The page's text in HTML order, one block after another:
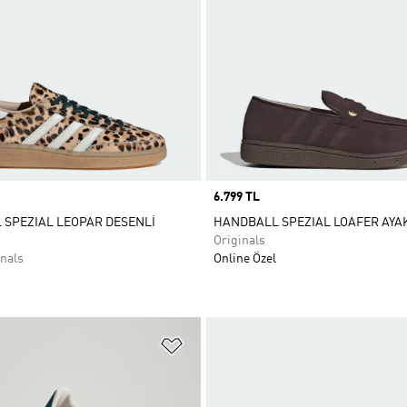
LEOPAR DESENLİ
Price
6.799 TL
HANDBALL SPEZIAL LOAFER
Originals
Online Özel